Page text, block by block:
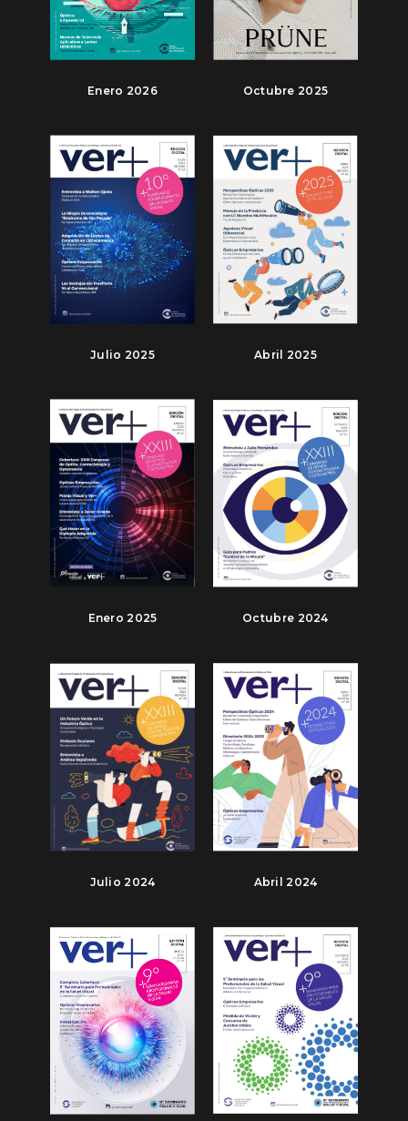
Enero 2026 Octubre 2025
Julio 2025 Abril 2025
Enero 2025 Octubre 2024
Julio 2024 Abril 2024